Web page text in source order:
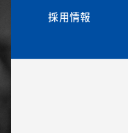
採用情報
採用情報